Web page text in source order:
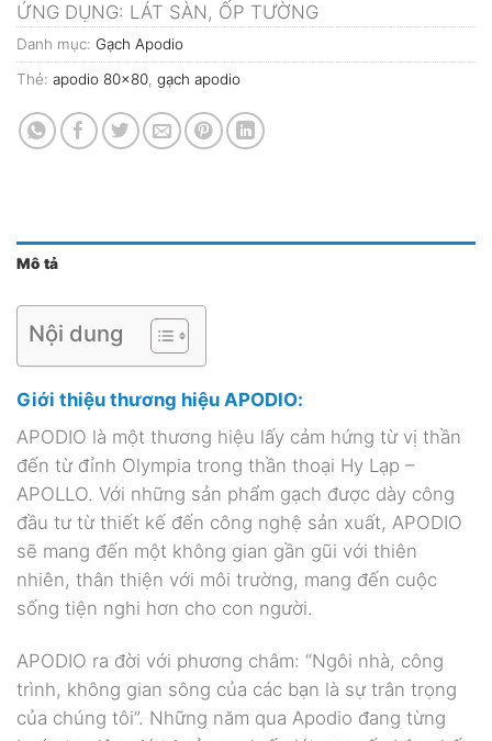
ỨNG DỤNG: LÁT SÀN, ỐP TƯỜNG
Danh mục: Gạch Apodio
Thẻ: apodio 80x80, gạch apodio
Mô tả
Nội dung
Giới thiệu thương hiệu APODIO:
APODIO là một thương hiệu lấy cảm hứng từ vị thần
đến từ đỉnh Olympia trong thần thoại Hy Lạp –
APOLLO. Với những sản phẩm gạch được dày công
đầu tư từ thiết kế đến công nghệ sản xuất, APODIO
sẽ mang đến một không gian gần gũi với thiên
nhiên, thân thiện với môi trường, mang đến cuộc
sống tiện nghi hơn cho con người.
APODIO ra đời với phương châm: “Ngôi nhà, công
trình, không gian sông của các bạn là sự trân trọng
của chúng tôi”. Những năm qua Apodio đang từng